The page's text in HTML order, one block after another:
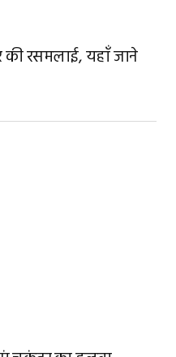
की रसमलाई, यहाँ जाने